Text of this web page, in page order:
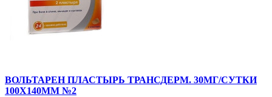
ВОЛЬТАРЕН ПЛАСТЫРЬ ТРАНСДЕРМ. 30МГ/СУТКИ
100Х140ММ №2